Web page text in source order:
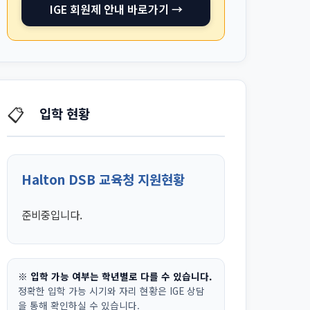
IGE 회원제 안내 바로가기 →
📋 입학 현황
Halton DSB 교육청 지원현황
준비중입니다.
※ 입학 가능 여부는 학년별로 다를 수 있습니다.
정확한 입학 가능 시기와 자리 현황은 IGE 상담
을 통해 확인하실 수 있습니다.